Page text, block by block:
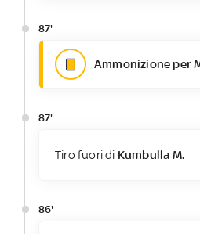
87'
Ammonizione per
87'
Tiro fuori di Kumbulla M.
86'